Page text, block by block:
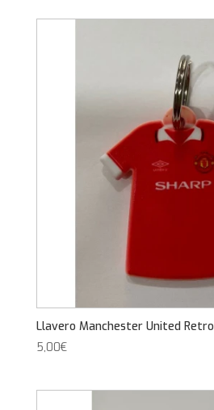
Llavero Manchester United Retro
5,00€